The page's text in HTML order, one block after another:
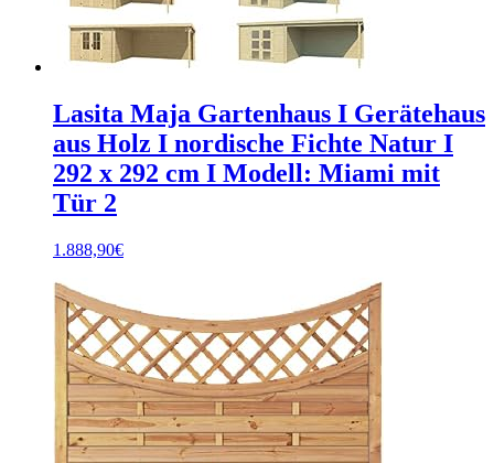
Lasita Maja Gartenhaus I Gerätehaus
aus Holz I nordische Fichte Natur I
292 x 292 cm I Modell: Miami mit
Tür 2
1.888,90€